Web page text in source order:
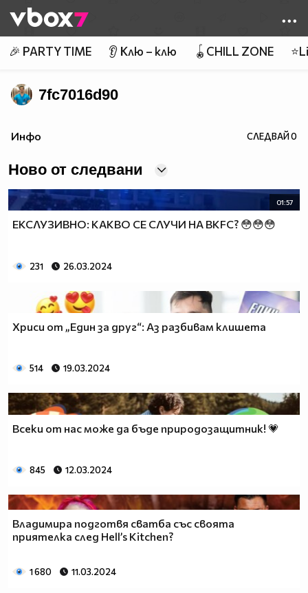
👾
🎉 PARTY TIME 👂 Клю – клю 🪀CHILL ZONE
7fc7016d90
Инфо СЛЕДВАЙ0
Ново от следвани
01:57
ЕКСЛУЗИВНО: КАКВО СЕ СЛУЧИ НА BKFC? 😳😳😳
231 26.03.2024
Хриси от „Един за друг“: Аз разбивам клишета
514 19.03.2024
Всеки от нас може да бъде природозащитник! 💗
845 12.03.2024
Владимира подготвя сватба със своята
приятелка след Hell’s Kitchen?
1 680 11.03.2024